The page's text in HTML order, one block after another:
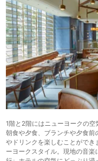
1階と2階にはニューヨークの空
朝食や夕食、ブランチや夕食
やドリンクを楽しむことができ
ーヨークスタイル。現地の音